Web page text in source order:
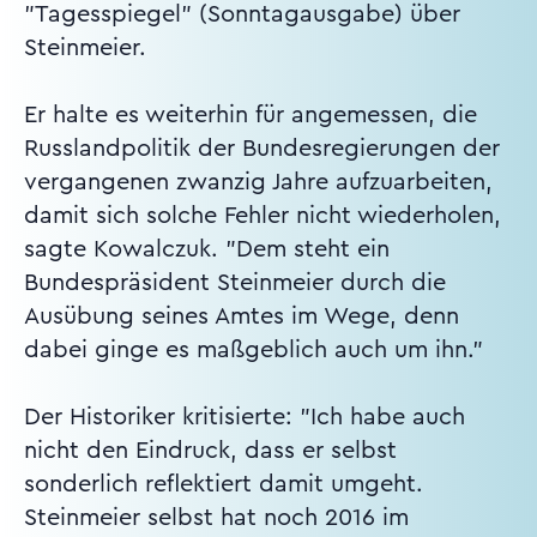
"Tagesspiegel" (Sonntagausgabe) über
Steinmeier.
Er halte es weiterhin für angemessen, die
Russlandpolitik der Bundesregierungen der
vergangenen zwanzig Jahre aufzuarbeiten,
damit sich solche Fehler nicht wiederholen,
sagte Kowalczuk. "Dem steht ein
Bundespräsident Steinmeier durch die
Ausübung seines Amtes im Wege, denn
dabei ginge es maßgeblich auch um ihn."
Der Historiker kritisierte: "Ich habe auch
nicht den Eindruck, dass er selbst
sonderlich reflektiert damit umgeht.
Steinmeier selbst hat noch 2016 im